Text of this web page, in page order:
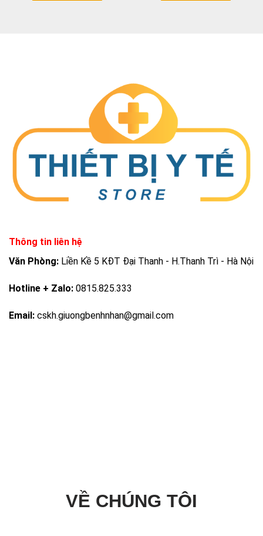
Thông tin liên hệ
Văn Phòng: Liền Kề 5 KĐT Đại Thanh - H.Thanh Trì - Hà Nội
Hotline + Zalo: 0815.825.333
Email: cskh.giuongbenhnhan@gmail.com
VỀ CHÚNG TÔI